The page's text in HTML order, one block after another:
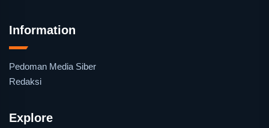
Information
Pedoman Media Siber
Redaksi
Explore